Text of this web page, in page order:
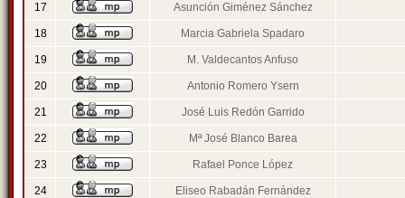
17 Asunción Giménez Sánchez
18 Marcia Gabriela Spadaro
19 M. Valdecantos Anfuso
20 Antonio Romero Ysern
21 José Luis Redón Garrido
22 Mª José Blanco Barea
23 Rafael Ponce López
24 Eliseo Rabadán Fernández